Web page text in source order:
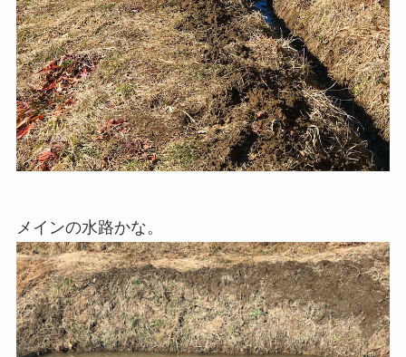
メインの水路かな。